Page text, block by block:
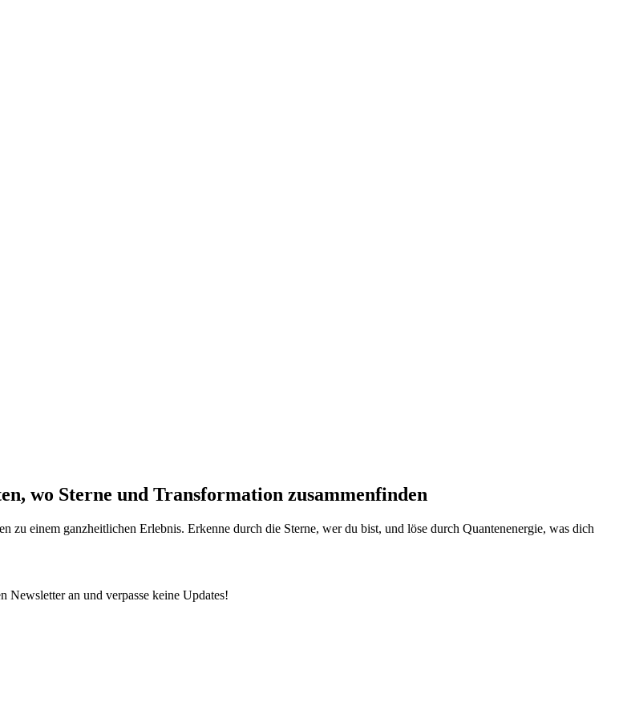
wo Sterne und Transformation zusammenfinden
zu einem ganzheitlichen Erlebnis. Erkenne durch die Sterne, wer du bist, und löse durch Quantenenergie, was dich
an und verpasse keine Updates!